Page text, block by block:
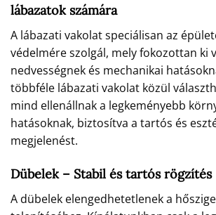
lábazatok számára
A lábazati vakolat speciálisan az
védelmére szolgál, mely fokozottan ki
nedvességnek és mechanikai
többféle lábazati vakolat közül
mind ellenállnak a legkeményebb
hatásoknak, biztosítva a tartós és
megjelenést.
Dübelek – Stabil és tartós rögzítés
A dübelek elengedhetetlenek a